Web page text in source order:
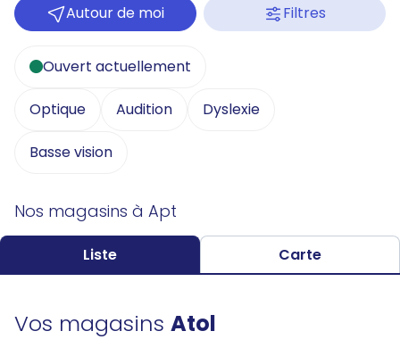
Autour de moi Filtres
Ouvert actuellement
Optique Audition Dyslexie
Basse vision
Nos magasins à Apt
Liste Carte
Vos magasins Atol